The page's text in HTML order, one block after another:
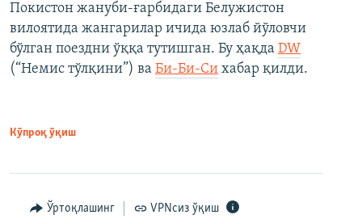
Покистон жануби-ғарбидаги Белужистон
вилоятида жангарилар ичида юзлаб йўловчи
бўлган поездни ўққа тутишган. Бу ҳақда DW
(“Немис тўлқини”) ва Би-Би-Си хабар қилди.
Кўпроқ ўқиш
Ўртоқлашинг VPNсиз ўқиш